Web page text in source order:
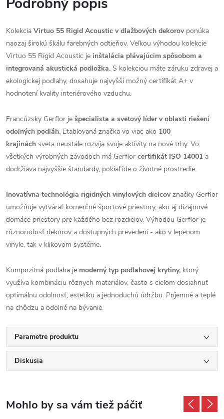
Kolekcia Virtuo 55 Rigid Acoustic v dlažbových dekorovponúka
naozaj širokú škálu farebných odtieňov. Veľkou výhodou kolekcie
Virtuo 55 Rigid Acoustic je inštalácia plávajúcim spôsobom a
integrovaná akustická podložka. S kolekciou máte záruku zdravej a
ekologickej podlahy, dosahuje najvyšší možný certifikát A+ v
hodnotení kvality interiérového vzduchu.
Francúzsky Gerflor je špecialista a svetový líder v oblasti riešení
odolných podláh. Etablovaná značka vo viac ako 100
krajinách sveta neustále rozvíja svoje aktivity na nové trhy. Vo
všetkých výrobných závodoch má Gerflor certifikát ISO 14001 a
dodržiava najvyššie štandardy, pokiaľ ide o životné prostredie.
Inovatívna technológia rigidných vinylových dielcovznačky Gerflor
umožňuje vytvárať komerčné športové priestory, ako aj dizajnové
domáce priestory pre každého bez rozdielov. Výhodou Gerflor je
rôznorodosť dekorov a dostupných prevedení - ako v lepenom
vinyle, tak v klikovom systéme.
Kompozitná podlaha je moderný typ podlahovej krytiny, ktorý
využíva kombináciu rôznych materiálov, často s cieľom dosiahnuť
optimálnu odolnosť, estetiku a jednoduchú údržbu. Príjemné a teplé
na chôdzu a odolné na bývanie.
Parametre produktu
Diskusia